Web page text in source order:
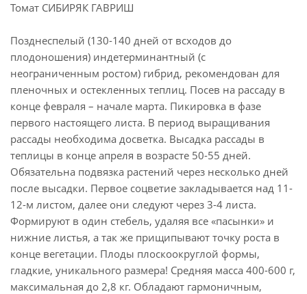
Томат СИБИРЯК ГАВРИШ
Позднеспелый (130-140 дней от всходов до
плодоношения) индетерминантный (с
неограниченным ростом) гибрид, рекомендован для
пленочных и остекленных теплиц. Посев на рассаду в
конце февраля – начале марта. Пикировка в фазе
первого настоящего листа. В период выращивания
рассады необходима досветка. Высадка рассады в
теплицы в конце апреля в возрасте 50-55 дней.
Обязательна подвязка растений через несколько дней
после высадки. Первое соцветие закладывается над 11-
12-м листом, далее они следуют через 3-4 листа.
Формируют в один стебель, удаляя все «пасынки» и
нижние листья, а так же прищипывают точку роста в
конце вегетации. Плоды плоскоокруглой формы,
гладкие, уникального размера! Средняя масса 400-600 г,
максимальная до 2,8 кг. Обладают гармоничным,